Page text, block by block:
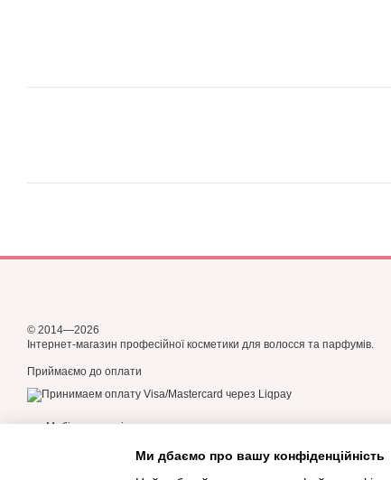
© 2014—2026
Інтернет-магазин професійної косметики для волосся та парфумів.
Приймаємо до оплати
Мобільна версія
Ми дбаємо про вашу конфіденційність